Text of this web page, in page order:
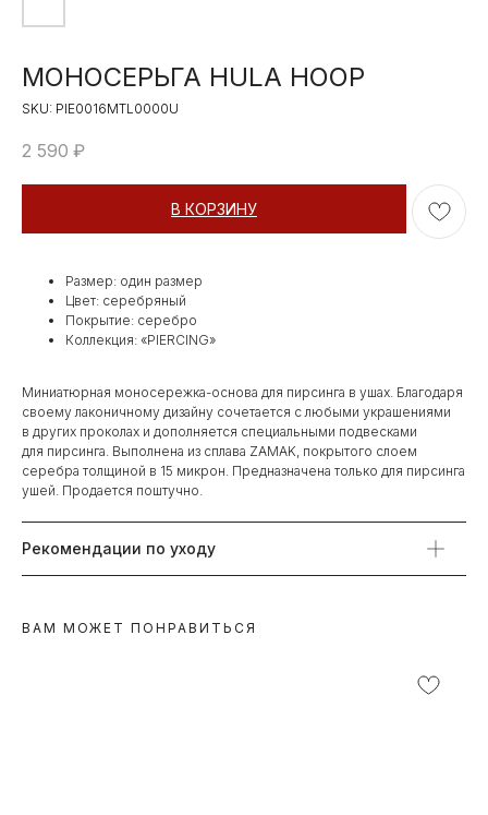
МОНОСЕРЬГА HULA HOOP
SKU: PIE0016MTL0000U
2 590 ₽
В КОРЗИНУ
Размер: один размер
Цвет: серебряный
Покрытие: серебро
Коллекция: «PIERCING»
Миниатюрная моносережка-основа для пирсинга в ушах. Благодаря
своему лаконичному дизайну сочетается с любыми украшениями
в других проколах и дополняется специальными подвесками
для пирсинга. Выполнена из сплава ZAMAK, покрытого слоем
серебра толщиной в 15 микрон. Предназначена только для пирсинга
ушей. Продается поштучно.
Рекомендации по уходу
ВАМ МОЖЕТ ПОНРАВИТЬСЯ